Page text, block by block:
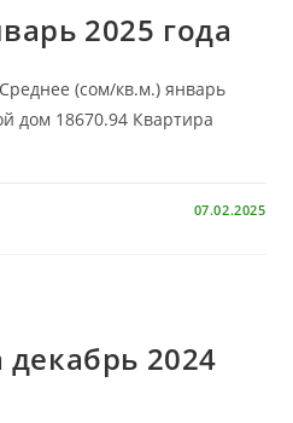
2025 года
(сом/кв.м.) январь
дом 18670.94 Квартира
07.02.2025
2024